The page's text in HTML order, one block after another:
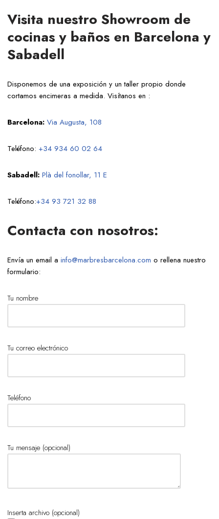
Visita nuestro Showroom de
cocinas y baños en Barcelona y
Sabadell
Disponemos de una exposición y un taller propio donde
cortamos encimeras a medida. Visítanos en :
Barcelona: Via Augusta, 108
Teléfono: +34 934 60 02 64
Sabadell: Plà del fonollar, 11 E
Teléfono:+34 93 721 32 88
Contacta con nosotros:
Envía un email a info@marbresbarcelona.com o rellena nuestro
formulario:
Tu nombre
Tu correo electrónico
Teléfono
Tu mensaje (opcional)
Inserta archivo (opcional)